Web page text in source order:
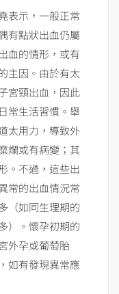
表示，一般正常
有點狀出血仍屬
血的情形，或有
主因。由於有太
宮頸出血，因此
常生活習慣。舉
太用力，導致外
爛或有病變；其
。不過，這些出
常的出血情況常
（如同生理期的
）。懷孕初期的
外孕或葡萄胎
如有發現異常應